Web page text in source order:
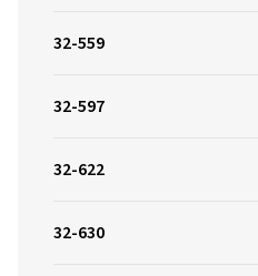
32-559
32-597
32-622
32-630